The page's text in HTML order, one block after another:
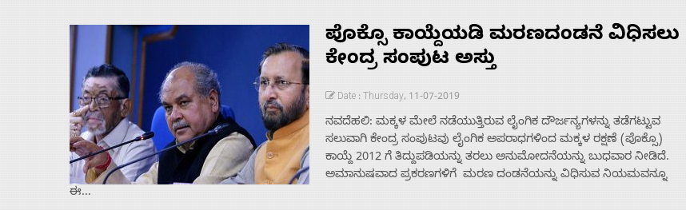
ಪೊಕ್ಸೊ ಕಾಯ್ದೆಯಡಿ ಮರಣದಂಡನೆ ವಿಧಿಸಲು
ಕೇಂದ್ರ ಸಂಪುಟ ಅಸ್ತು
Date : Thursday, 11-07-2019
ನವದೆಹಲಿ: ಮಕ್ಕಳ ಮೇಲೆ ನಡೆಯುತ್ತಿರುವ ಲೈಂಗಿಕ ದೌರ್ಜನ್ಯಗಳನ್ನು ತಡೆಗಟ್ಟುವ
ಸಲುವಾಗಿ ಕೇಂದ್ರ ಸಂಪುಟವು ಲೈಂಗಿಕ ಅಪರಾಧಗಳಿಂದ ಮಕ್ಕಳ ರಕ್ಷಣೆ (ಪೊಕ್ಸೊ)
ಕಾಯ್ದೆ 2012 ಗೆ ತಿದ್ದುಪಡಿಯನ್ನು ತರಲು ಅನುಮೋದನೆಯನ್ನು ಬುಧವಾರ ನೀಡಿದೆ.
ಅಮಾನುಷವಾದ ಪ್ರಕರಣಗಳಿಗೆ ಮರಣ ದಂಡನೆಯನ್ನು ವಿಧಿಸುವ ನಿಯಮವನ್ನೂ
ಈ...